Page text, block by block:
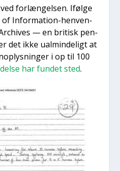
for­læn­gel­sen. Iføl­ge
of Infor­ma­tion-hen­ven­
— en bri­tisk pen­
det ikke ual­min­de­ligt at
i op til 100
har fun­det sted.